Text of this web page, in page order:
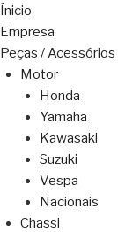
Ínicio
Empresa
Peças / Acessórios
Motor
Honda
Yamaha
Kawasaki
Suzuki
Vespa
Nacionais
Chassi